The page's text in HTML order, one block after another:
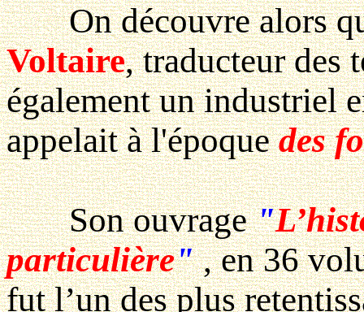
On découvre alors
Voltaire, traducteur des
également un industriel
appelait à l'époquedes
Son ouvrage"
particulière", en 36
fut l’un des plus